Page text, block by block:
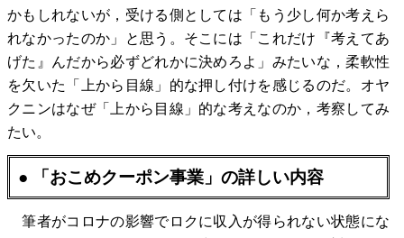
かもしれないが，受ける側としては「もう少し何か考えら
れなかったのか」と思う。そこには「これだけ『考えてあ
げた』んだから必ずどれかに決めろよ」みたいな，柔軟性
を欠いた「上から目線」的な押し付けを感じるのだ。オヤ
クニンはなぜ「上から目線」的な考えなのか，考察してみ
たい。
● 「おこめクーポン事業」の詳しい内容
筆者がコロナの影響でロクに収入が得られない状態にな